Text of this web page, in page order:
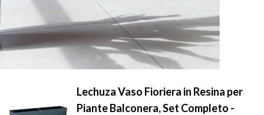
Lechuza Vaso Fioriera in Resina per
Piante Balconera, Set Completo -